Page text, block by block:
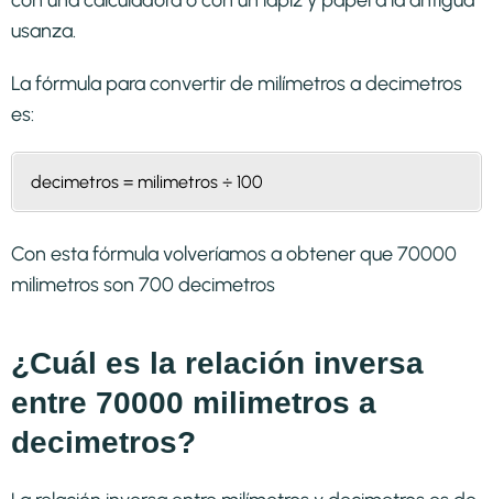
usanza.
La fórmula para convertir de milímetros a decimetros
es:
decimetros = milimetros ÷ 100
Con esta fórmula volveríamos a obtener que 70000
milimetros son 700 decimetros
¿Cuál es la relación inversa
entre 70000 milimetros a
decimetros?